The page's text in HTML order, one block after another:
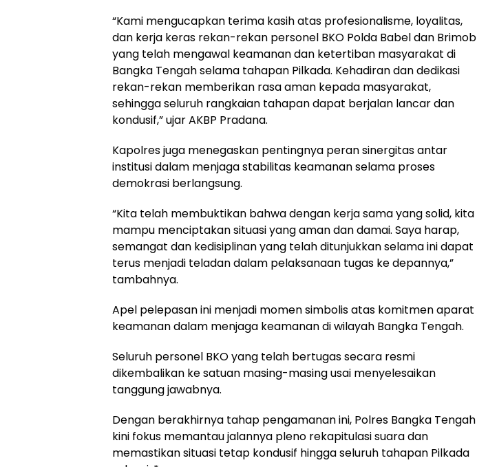
“Kami mengucapkan terima kasih atas profesionalisme, loyalitas,
dan kerja keras rekan-rekan personel BKO Polda Babel dan Brimob
yang telah mengawal keamanan dan ketertiban masyarakat di
Bangka Tengah selama tahapan Pilkada. Kehadiran dan dedikasi
rekan-rekan memberikan rasa aman kepada masyarakat,
sehingga seluruh rangkaian tahapan dapat berjalan lancar dan
kondusif,” ujar AKBP Pradana.
Kapolres juga menegaskan pentingnya peran sinergitas antar
institusi dalam menjaga stabilitas keamanan selama proses
demokrasi berlangsung.
“Kita telah membuktikan bahwa dengan kerja sama yang solid, kita
mampu menciptakan situasi yang aman dan damai. Saya harap,
semangat dan kedisiplinan yang telah ditunjukkan selama ini dapat
terus menjadi teladan dalam pelaksanaan tugas ke depannya,”
tambahnya.
Apel pelepasan ini menjadi momen simbolis atas komitmen aparat
keamanan dalam menjaga keamanan di wilayah Bangka Tengah.
Seluruh personel BKO yang telah bertugas secara resmi
dikembalikan ke satuan masing-masing usai menyelesaikan
tanggung jawabnya.
Dengan berakhirnya tahap pengamanan ini, Polres Bangka Tengah
kini fokus memantau jalannya pleno rekapitulasi suara dan
memastikan situasi tetap kondusif hingga seluruh tahapan Pilkada